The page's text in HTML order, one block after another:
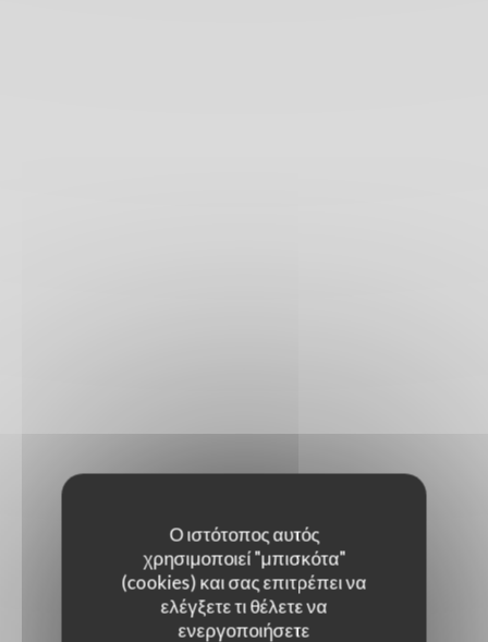
Ο ιστότοπος αυτός
χρησιμοποιεί "μπισκότα"
(cookies) και σας επιτρέπει να
ελέγξετε τι θέλετε να
ενεργοποιήσετε